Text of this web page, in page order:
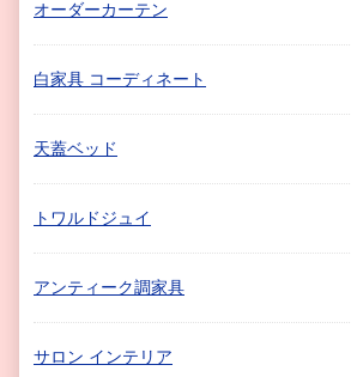
オーダーカーテン
白家具 コーディネート
天蓋ベッド
トワルドジュイ
アンティーク調家具
サロン インテリア